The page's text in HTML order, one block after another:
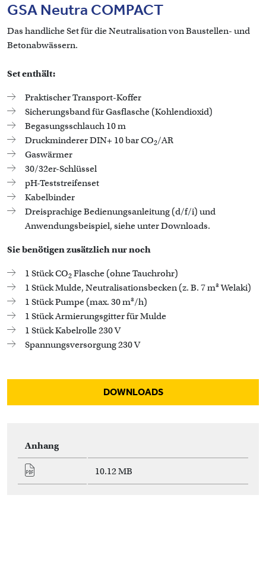
GSA Neutra COMPACT
Das handliche Set für die Neutralisation von Baustellen- und
Betonabwässern.
Set enthält:
Praktischer Transport-Koffer
Sicherungsband für Gasflasche (Kohlendioxid)
Begasungsschlauch 10 m
Druckminderer DIN+ 10 bar CO2/AR
Gaswärmer
30/32er-Schlüssel
pH-Teststreifenset
Kabelbinder
Dreisprachige Bedienungsanleitung (d/f/i) und
Anwendungsbeispiel, siehe unter Downloads.
Sie benötigen zusätzlich nur noch
1 Stück CO2 Flasche (ohne Tauchrohr)
1 Stück Mulde, Neutralisationsbecken (z. B. 7 m³ Welaki)
1 Stück Pumpe (max. 30 m³/h)
1 Stück Armierungsgitter für Mulde
1 Stück Kabelrolle 230 V
Spannungsversorgung 230 V
DOWNLOADS
Anhang
10.12 MB